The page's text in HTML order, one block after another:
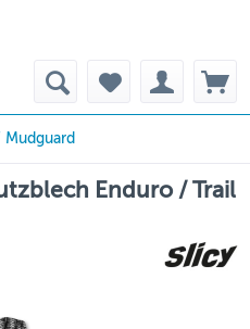
Enduro / Trail